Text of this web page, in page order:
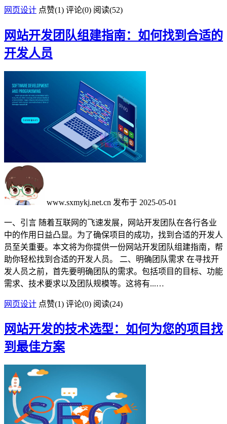
网页设计 点赞(1) 评论(0) 阅读(52)
网站开发团队组建指南：如何找到合适的
开发人员
www.sxmykj.net.cn 发布于 2025-05-01
一、引言 随着互联网的飞速发展，网站开发团队在各行各业
中的作用日益凸显。为了确保项目的成功，找到合适的开发人
员至关重要。本文将为你提供一份网站开发团队组建指南，帮
助你轻松找到合适的开发人员。 二、明确团队需求 在寻找开
发人员之前，首先要明确团队的需求。包括项目的目标、功能
需求、技术要求以及团队规模等。这将有...…
网页设计 点赞(1) 评论(0) 阅读(24)
网站开发的技术选型：如何为您的项目找
到最佳方案